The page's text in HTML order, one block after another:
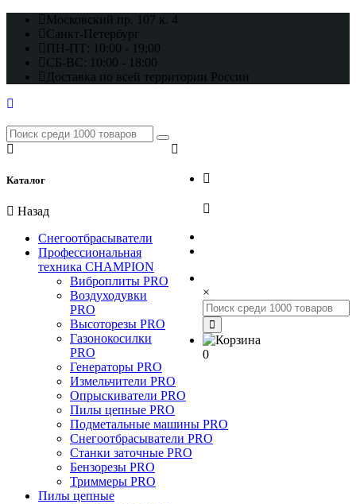
Московский пр. 107 к. 4
Санкт-Петербург
ПН-ПТ: 10:00 - 19:00
СБ-ВС: 10:00 - 18:00
Доставка по всей территории России
×
0
Каталог
Назад
Снегоотбрасыватели
Профессиональная
техника CHAMPION
Виброплиты PRO
Воздуходувки
PRO
Высоторезы PRO
Газонокосилки
PRO
Генераторы PRO
Измельчители PRO
Опрыскиватели PRO
Пилы цепные PRO
Подметальные машины PRO
Снегоотбрасыватели PRO
Станки заточные PRO
Бензорезы PRO
Триммеры PRO
Пилы цепные